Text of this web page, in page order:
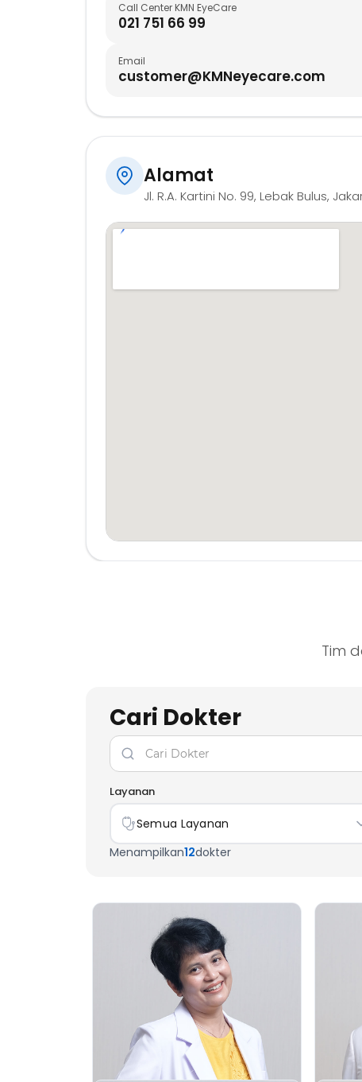
Call Center KMN EyeCare
021 751 66 99
Email
customer@KMNeyecare.com
Alamat
Jl. R.A. Kartini No. 99, Lebak Bulus,
Tim
Cari Dokter
Layanan
Semua Layanan
Menampilkan12dokter